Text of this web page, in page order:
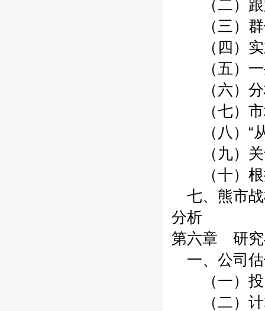
（二）跟
（三）群
（四）实
（五）一
（六）分
（七）市
（八）“从
（九）关
（十）根
七、熊市战
分析
第六章 研究
一、公司估
（一）投
（二）计